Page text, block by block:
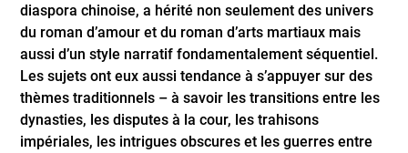
diaspora chinoise, a hérité non seulement des univers
du roman d’amour et du roman d’arts martiaux mais
aussi d’un style narratif fondamentalement séquentiel.
Les sujets ont eux aussi tendance à s’appuyer sur des
thèmes traditionnels – à savoir les transitions entre les
dynasties, les disputes à la cour, les trahisons
impériales, les intrigues obscures et les guerres entre